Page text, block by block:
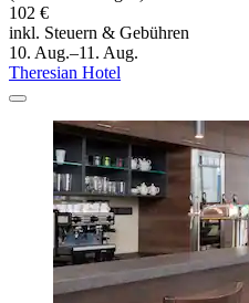
102 €
inkl. Steuern & Gebühren
10. Aug.–11. Aug.
Theresian Hotel